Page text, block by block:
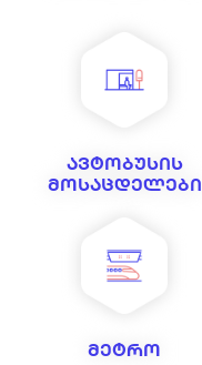
ავტობუსის
მოსაცდელები
მეტრო